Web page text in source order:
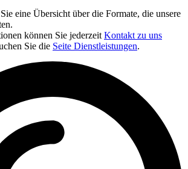
eine Übersicht über die Formate, die unsere
können Sie jederzeit Kontakt zu uns
Sie die Seite Dienstleistungen.